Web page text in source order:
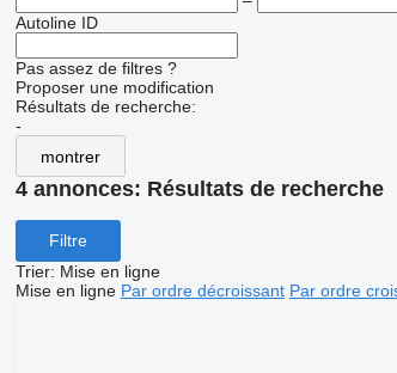
Autoline ID
Pas assez de filtres ?
Proposer une modification
Résultats de recherche:
-
montrer
4 annonces: Résultats de recherche
Filtre
Trier: Mise en ligne
Mise en ligne Par ordre décroissant Par ordre